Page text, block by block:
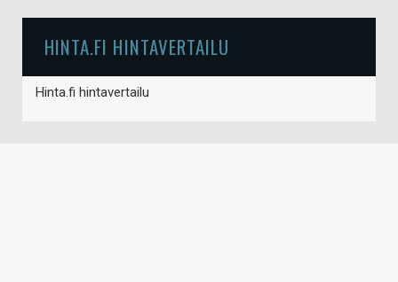
HINTA.FI HINTAVERTAILU
Hinta.fi hintavertailu